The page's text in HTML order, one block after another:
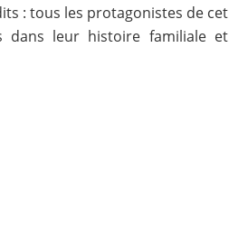
: tous les protagonistes de cet
dans leur histoire familiale et